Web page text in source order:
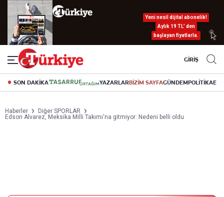
Yeni nesil dijital abonelik!
Aylık 19 TL’ den
başlayan fiyatlarla.
GİRİŞ
SON DAKİKA YAZARLARBİZİM SAYFAGÜNDEMPOLİTİKA
Haberler
Diğer SPORLAR
Edson Alvarez, Meksika Milli Takımı'na gitmiyor: Nedeni belli oldu